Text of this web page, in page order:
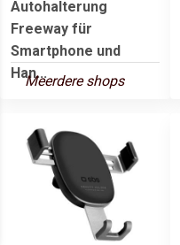
Autohalterung
Freeway für
Smartphone und
Han...
Meerdere shops